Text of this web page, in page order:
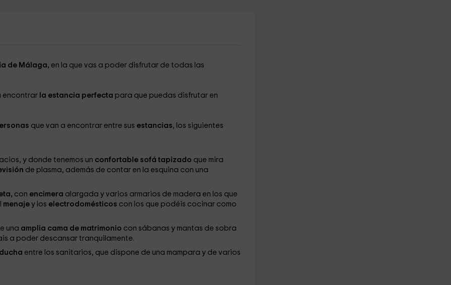
de Málaga, en la que vas a poder disfrutar de todas las
encontrar la estancia perfecta para que puedas disfrutar en
que van a encontrar entre sus estancias, los siguientes
y donde tenemos un confortable sofá tapizado que mira
de plasma, además de contar en la esquina con una
con encimera alargada y varios armarios de madera en los que
menaje y los electrodomésticos con los que podéis cocinar como
una amplia cama de matrimonio con sábanas y mantas de sobra
a poder descansar tranquilamente.
ducha entre los sanitarios, que dispone de una mampara y de varios